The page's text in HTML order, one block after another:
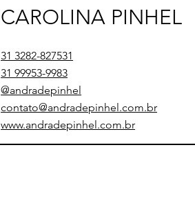
CAROLINA PINHEL
31 3282-827531
31 99953-9983
@andradepinhel
contato@andradepinhel.com.br
www.andradepinhel.com.br